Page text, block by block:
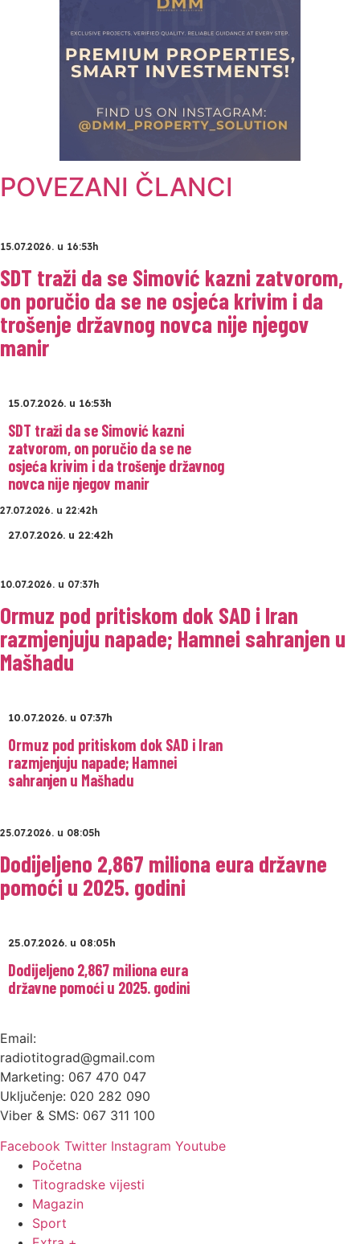
POVEZANI ČLANCI
15.07.2026. u 16:53h
SDT traži da se Simović kazni zatvorom,
on poručio da se ne osjeća krivim i da
trošenje državnog novca nije njegov
manir
15.07.2026. u 16:53h
SDT traži da se Simović kazni
zatvorom, on poručio da se ne
osjeća krivim i da trošenje državnog
novca nije njegov manir
27.07.2026. u 22:42h
27.07.2026. u 22:42h
10.07.2026. u 07:37h
Ormuz pod pritiskom dok SAD i Iran
razmjenjuju napade; Hamnei sahranjen u
Mašhadu
10.07.2026. u 07:37h
Ormuz pod pritiskom dok SAD i Iran
razmjenjuju napade; Hamnei
sahranjen u Mašhadu
25.07.2026. u 08:05h
Dodijeljeno 2,867 miliona eura državne
pomoći u 2025. godini
25.07.2026. u 08:05h
Dodijeljeno 2,867 miliona eura
državne pomoći u 2025. godini
Email:
radiotitograd@gmail.com
Marketing: 067 470 047
Uključenje: 020 282 090
Viber & SMS: 067 311 100
Facebook Twitter Instagram Youtube
Početna
Titogradske vijesti
Magazin
Sport